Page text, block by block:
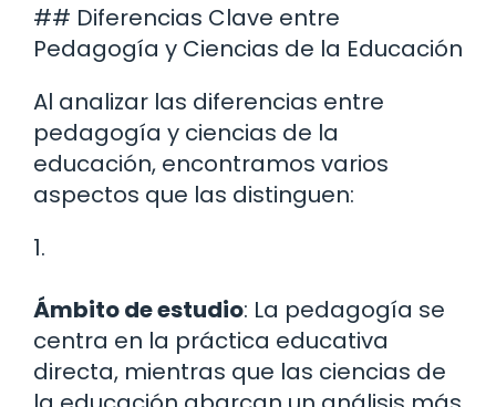
## Diferencias Clave entre
Pedagogía y Ciencias de la Educación
Al analizar las diferencias entre
pedagogía y ciencias de la
educación, encontramos varios
aspectos que las distinguen:
1.
Ámbito de estudio: La pedagogía se
centra en la práctica educativa
directa, mientras que las ciencias de